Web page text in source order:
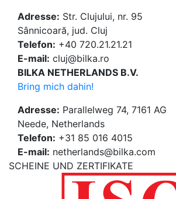
Adresse: Str. Clujului, nr. 95
Sânnicoară, jud. Cluj
Telefon: +40 720.21.21.21
E-mail: cluj@bilka.ro
BILKA NETHERLANDS B.V.
Bring mich dahin!
Adresse: Parallelweg 74, 7161 AG
Neede, Netherlands
Telefon: +31 85 016 4015
E-mail: netherlands@bilka.com
SCHEINE UND ZERTIFIKATE